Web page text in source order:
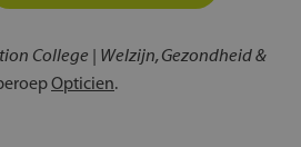
College | Welzijn, Gezondheid &
Opticien.